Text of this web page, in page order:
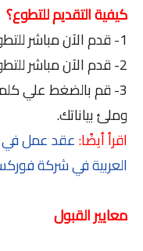
كيفية التقديم للتطوع؟
1- قدم الآن مباشر للتطوع الأول من هنا.
2- قدم الآن مباشر للتطوع الثاني من هنا.
وملئ بياناتك.
اقرأ أيضًا:عقد عمل في
العربية في شركة
معايير القبول